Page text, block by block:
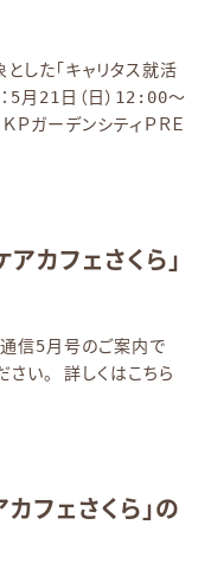
した「キャリタス就活
：5月21日（日）12:00～
ガーデンシティＰＲＥ
カフェさくら」
信5月号のご案内で
さい。 詳しくはこちら
フェさくら」の